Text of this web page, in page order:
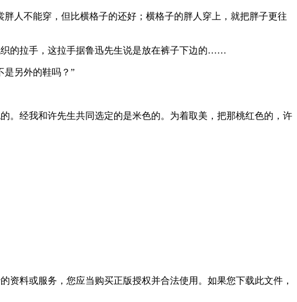
不能穿，但比横格子的还好；横格子的胖人穿上，就把胖子更往
的拉手，这拉手据鲁迅先生说是放在裤子下边的……
另外的鞋吗？”
经我和许先生共同选定的是米色的。为着取美，把那桃红色的，许
料或服务，您应当购买正版授权并合法使用。如果您下载此文件，